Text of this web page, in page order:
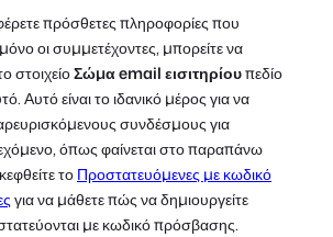
πρόσθετες πληροφορίες που
οι συμμετέχοντες, μπορείτε να
στοιχείοΣώμα email εισιτηρίουπεδίο
Αυτό είναι το ιδανικό μέρος για να
συνδέσμους για
όπως φαίνεται στο παραπάνω
τοΠροστατευόμενες με κωδικό
για να μάθετε πώς να δημιουργείτε
με κωδικό πρόσβασης.